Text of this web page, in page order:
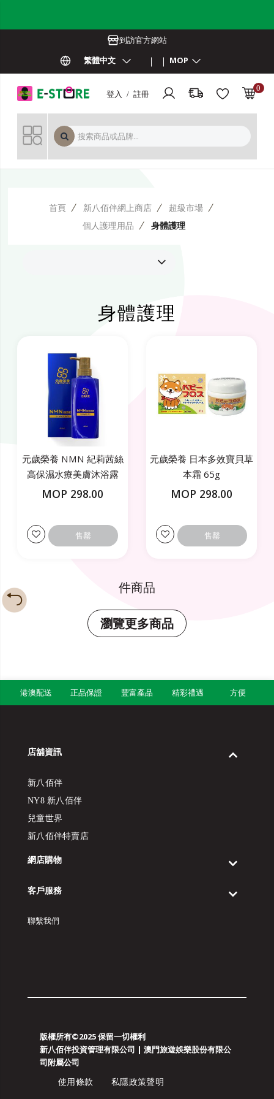
到訪官方網站
繁體中文
MOP
登入 / 註冊
0
首頁 新八佰伴網上商店
超級市場
個人護理用品
身體護理
身體護理
元歲榮養 NMN 紀莉茜絲
高保濕水療美膚沐浴露
400mL
MOP 298.00
售罄
元歲榮養 日本多效寶貝草
本霜 65g
MOP 298.00
售罄
件商品
瀏覽更多商品
港澳配送 正品保證 豐富產品 精彩禮遇 方便
店舖資訊
新八佰伴
NY8 新八佰伴
兒童世界
新八佰伴特賣店
網店購物
客戶服務
聯繫我們
版權所有©2025 保留一切權利
新八佰伴投資管理有限公司 | 澳門旅遊娛樂股份有限公
司附屬公司
使用條款 私隱政策聲明